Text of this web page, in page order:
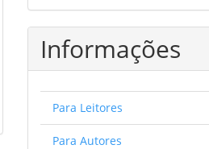
Informações
Para Leitores
Para Autores